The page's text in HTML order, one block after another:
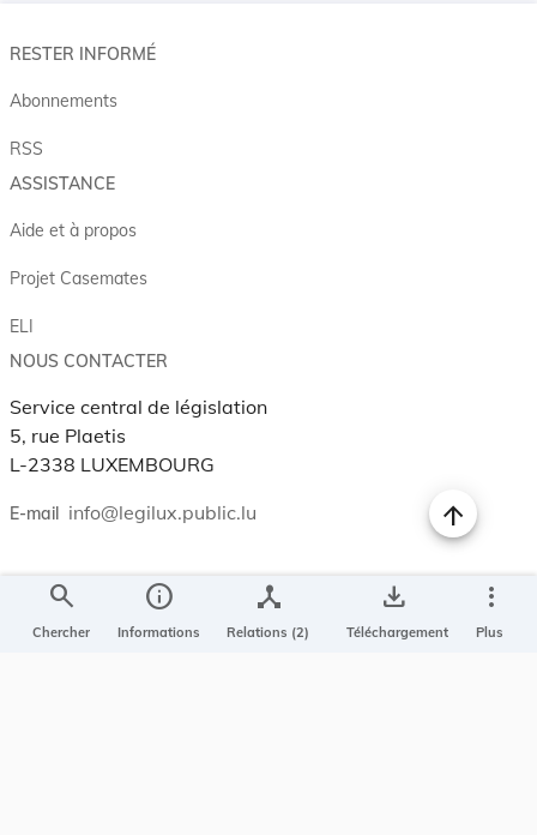
search
Chercher
info
Informations
device_hub
Relations (2)
save_alt
Téléchargement
more_vert
Plus
RESTER INFORMÉ
Abonnements
RSS
ASSISTANCE
Aide et à propos
Projet Casemates
ELI
NOUS CONTACTER
Service central de législation
5, rue Plaetis
L-2338 LUXEMBOURG
E-mail info@legilux.public.lu
My LegiBox , votre espace personnel.
Se connecter